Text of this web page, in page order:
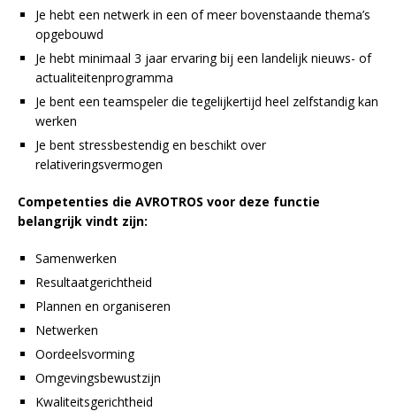
Je hebt een netwerk in een of meer bovenstaande thema’s
opgebouwd
Je hebt minimaal 3 jaar ervaring bij een landelijk nieuws- of
actualiteitenprogramma
Je bent een teamspeler die tegelijkertijd heel zelfstandig kan
werken
Je bent stressbestendig en beschikt over
relativeringsvermogen
Competenties die AVROTROS voor deze functie
belangrijk vindt zijn:
Samenwerken
Resultaatgerichtheid
Plannen en organiseren
Netwerken
Oordeelsvorming
Omgevingsbewustzijn
Kwaliteitsgerichtheid